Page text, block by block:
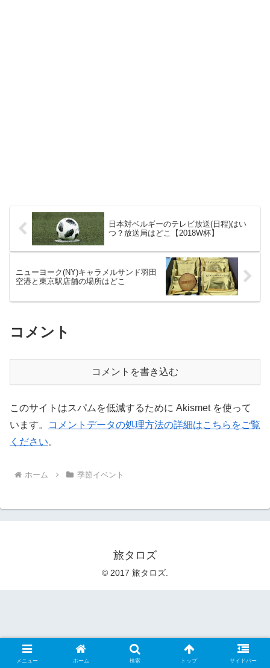
日本対ベルギーのテレビ放送(日程)はい
つ？放送局はどこ【2018W杯】
ニューヨーク(NY)キャラメルサンド羽田
空港と東京駅店舗の場所はどこ
コメント
コメントを書き込む
このサイトはスパムを低減するために Akismet を使って
います。
コメントデータの処理方法の詳細はこちらをご覧
ください。
ホーム 季節イベント
旅タロズ
© 2017 旅タロズ.
メニュー ホーム 検索 トップ サイドバー